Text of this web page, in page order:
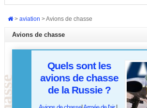
> aviation >Avions de chasse
Avions de chasse
Quels sont les
avions de chasse
de la Russie ?